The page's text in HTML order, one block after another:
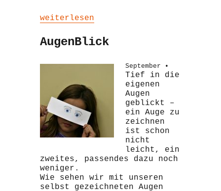
„Grimassen“
weiterlesen
AugenBlick
September •
Tief in die
eigenen
Augen
geblickt –
ein Auge zu
zeichnen
ist schon
nicht
leicht, ein
zweites, passendes dazu noch
weniger.
Wie sehen wir mit unseren
selbst gezeichneten Augen